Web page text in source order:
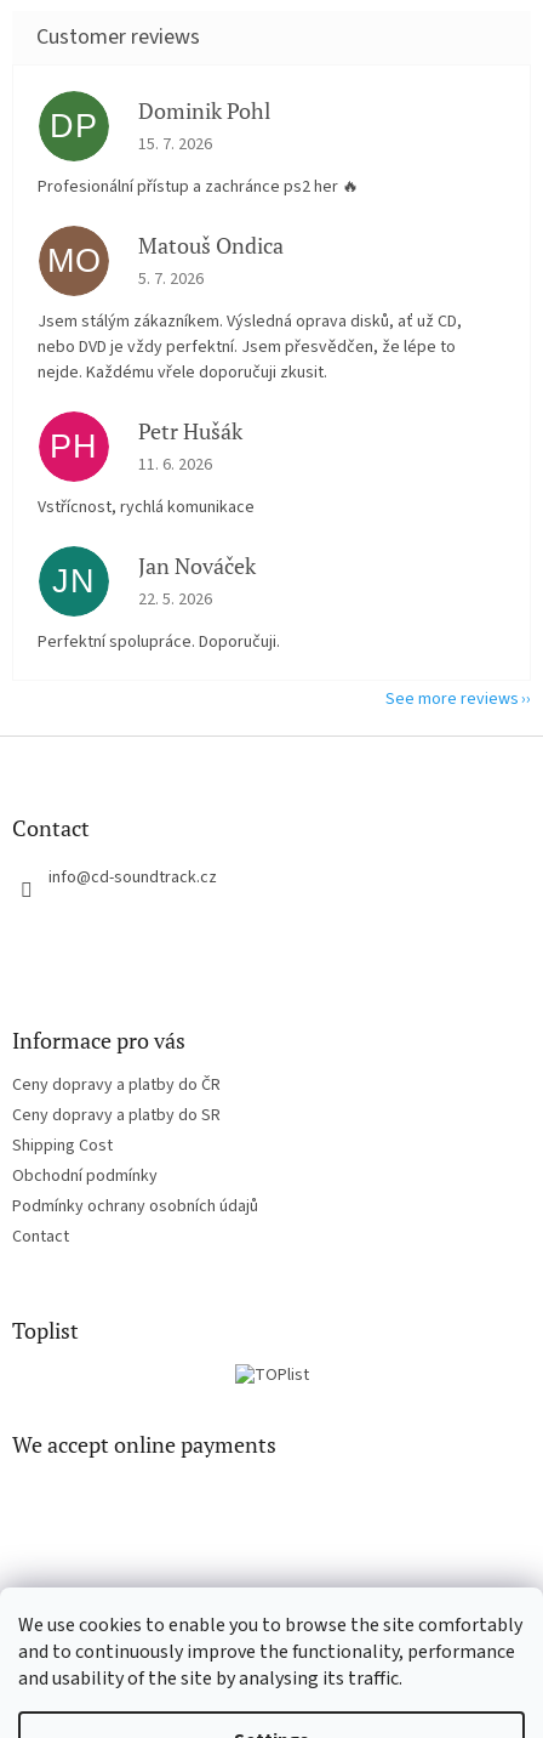
We use cookies to enable you to browse the site comfortably
and to continuously improve the functionality, performance
and usability of the site by analysing its traffic.
DP Dominik Pohl
The store rating is 5 out of 5 stars.
15. 7. 2026
Profesionální přístup a zachránce ps2 her 🔥
MO Matouš Ondica
The store rating is 5 out of 5 stars.
5. 7. 2026
Jsem stálým zákazníkem. Výsledná oprava disků, ať už CD,
nebo DVD je vždy perfektní. Jsem přesvědčen, že lépe to
nejde. Každému vřele doporučuji zkusit.
PH Petr Hušák
The store rating is 5 out of 5 stars.
11. 6. 2026
Vstřícnost, rychlá komunikace
JN Jan Nováček
The store rating is 5 out of 5 stars.
22. 5. 2026
Perfektní spolupráce. Doporučuji.
See more reviews
F
Contact
info@cd-soundtrack.cz
Informace pro vás
Ceny dopravy a platby do ČR
Ceny dopravy a platby do SR
Shipping Cost
Obchodní podmínky
Podmínky ochrany osobních údajů
Contact
Toplist
We accept online payments
Created by Shoptet